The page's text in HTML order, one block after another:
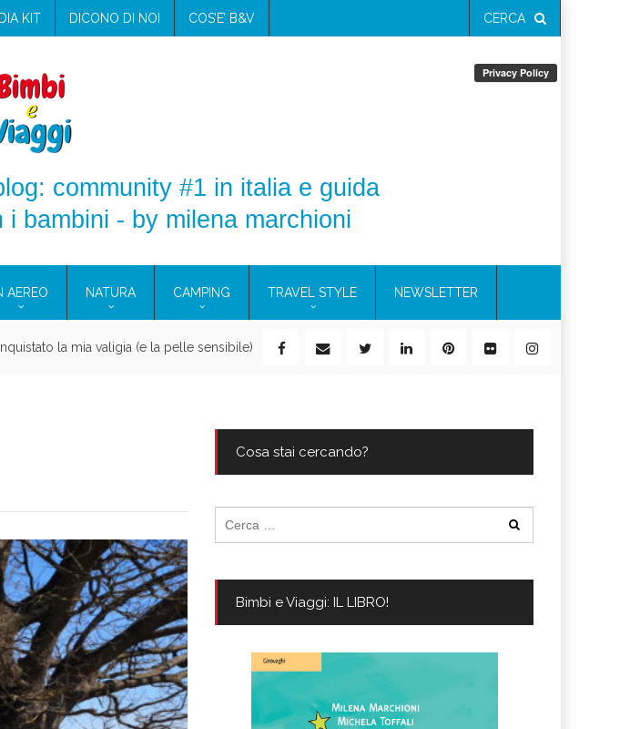
KIT DICONO DI NOI COS’E’ B&V CERCA
community #1 in italia e guida
bambini - by milena marchioni
AEREO NATURA CAMPING TRAVEL STYLE NEWSLETTER
Cosa stai cercando?
per:
Bimbi e Viaggi: IL LIBRO!